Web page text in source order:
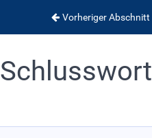
Vorheriger Abschnitt
Schlusswort